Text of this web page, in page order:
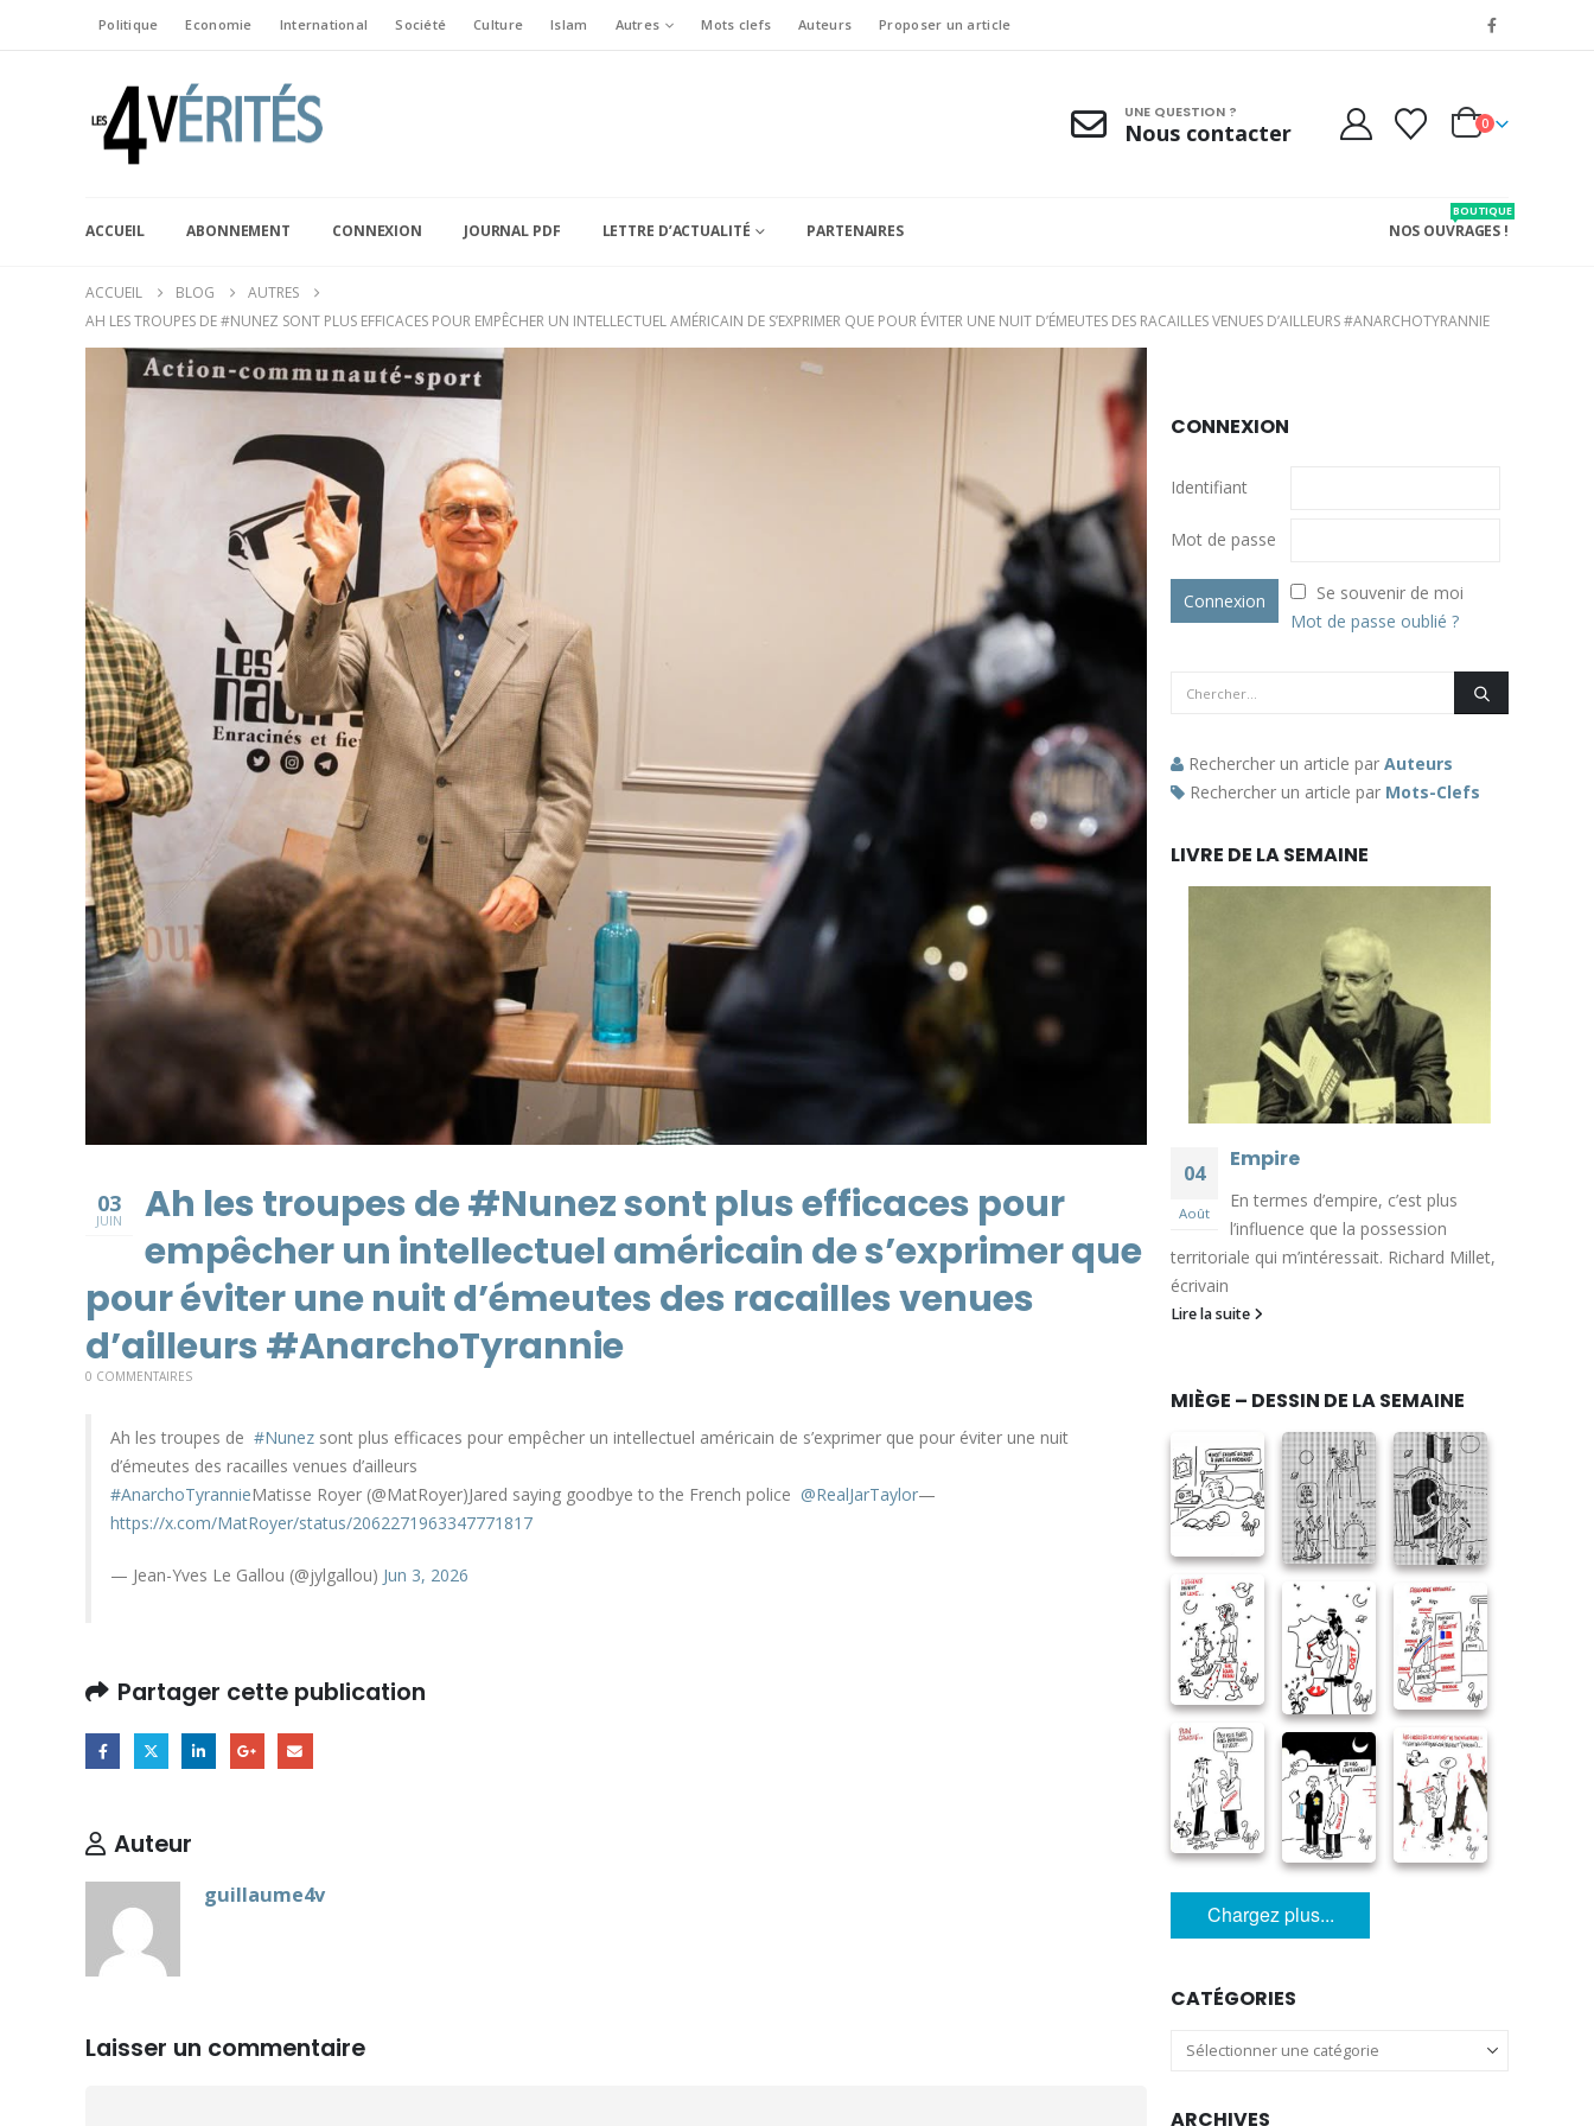
Politique Economie International Société Culture Islam Autres Mots clefs Auteurs Proposer un article
UNE QUESTION ?
Nous contacter 0
ACCUEIL ABONNEMENT CONNEXION JOURNAL PDF LETTRE D’ACTUALITÉ PARTENAIRES NOS OUVRAGES !
BOUTIQUE
ACCUEIL BLOG
AUTRES
AH LES TROUPES DE #NUNEZ SONT PLUS EFFICACES POUR EMPÊCHER UN INTELLECTUEL AMÉRICAIN DE S’EXPRIMER QUE POUR ÉVITER UNE NUIT D’ÉMEUTES DES RACAILLES VENUES D’AILLEURS #ANARCHOTYRANNIE
03
JUIN
Ah les troupes de #Nunez sont plus efficaces pour
empêcher un intellectuel américain de s’exprimer que
pour éviter une nuit d’émeutes des racailles venues
d’ailleurs #AnarchoTyrannie
0 COMMENTAIRES
Ah les troupes de #Nunez sont plus efficaces pour empêcher un intellectuel américain de s’exprimer que pour éviter une nuit
d’émeutes des racailles venues d’ailleurs
#AnarchoTyrannieMatisse Royer (@MatRoyer)Jared saying goodbye to the French police @RealJarTaylor—
https://x.com/MatRoyer/status/2062271963347771817
— Jean-Yves Le Gallou (@jylgallou) Jun 3, 2026
Partager cette publication
Auteur
guillaume4v
Laisser un commentaire
CONNEXION
Identifiant
Mot de passe
Se souvenir de moi
Mot de passe oublié ?
Rechercher un article par Auteurs
Rechercher un article par Mots-Clefs
LIVRE DE LA SEMAINE
04
Août
Empire
En termes d’empire, c’est plus
l’influence que la possession
territoriale qui m’intéressait. Richard Millet,
écrivain
Lire la suite
MIÈGE – DESSIN DE LA SEMAINE
Chargez plus...
CATÉGORIES
Catégories
ARCHIVES